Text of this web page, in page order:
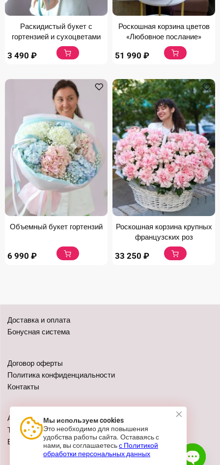
Раскидистый букет с
гортензией и сухоцветами
3 490 ₽
Роскошная корзина цветов
«Любовное послание»
51 990 ₽
Объемный букет гортензий
6 990 ₽
Роскошная корзина крупных
французских роз
33 250 ₽
Доставка и оплата
Бонусная система
Договор оферты
Политика конфиденциальности
Контакты
Адреса: г. Казань, ул. Чистопольская 79
Телефон:+7 (962) 555-41-02
E-mail:zakaz@festivalshop.ru
Мы используем cookies
Это необходимо для повышения
удобства работы сайта. Оставаясь с
нами, вы соглашаетесьс Политикой
обработки персональных данных